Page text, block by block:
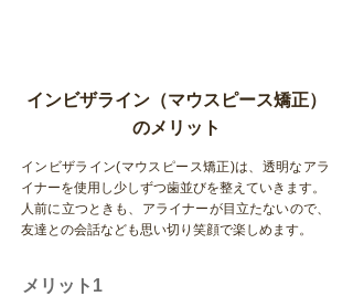
インビザライン（マウスピース矯正）
のメリット
インビザライン(マウスピース矯正)は、透明なアラ
イナーを使用し少しずつ歯並びを整えていきます。
人前に立つときも、アライナーが目立たないので、
友達との会話なども思い切り笑顔で楽しめます。
メリット1